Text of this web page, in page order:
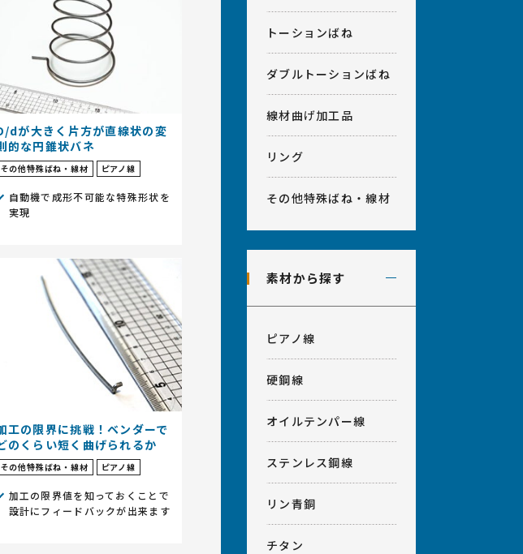
トーションばね
ダブルトーションばね
線材曲げ加工品
リング
その他特殊ばね・線材
素材から探す
ピアノ線
硬鋼線
オイルテンパー線
ステンレス鋼線
リン青銅
チタン
dが大きく片方が直線状の変
的な円錐状バネ
その他特殊ばね・線材 ピアノ線
自動機で成形不可能な特殊形状を
実現
工の限界に挑戦！ベンダーで
のくらい短く曲げられるか
その他特殊ばね・線材 ピアノ線
加工の限界値を知っておくことで
設計にフィードバックが出来ます